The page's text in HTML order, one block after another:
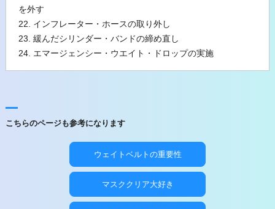
を外す
22. インフレーター・ホースの取り外し
23. 緩んだシリンダー・バンドの締め直し
24. エマージェンシー・ウエイト・ドロップの実施
こちらのページも参考になります
ウェイトベルトの重要性
マスククリア大好き